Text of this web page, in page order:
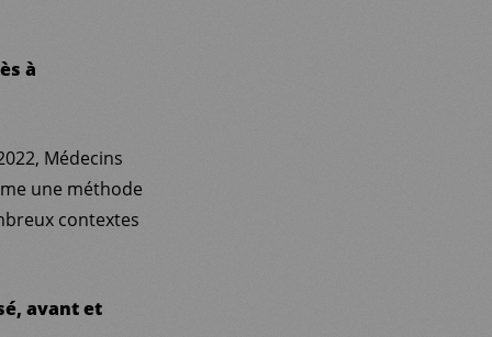
à
Médecins
une méthode
contextes
avant et